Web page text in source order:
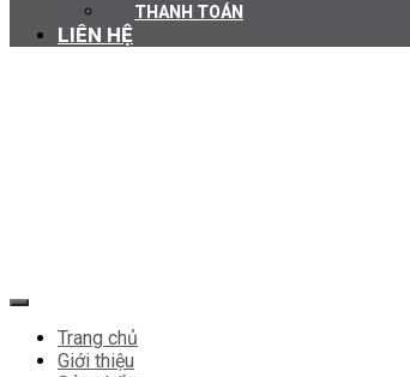
THANH TOÁN
LIÊN HỆ
Trang chủ
Giới thiệu